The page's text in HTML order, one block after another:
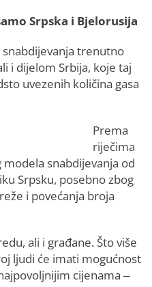
Srpska i Bjelorusija
trenutno
i dijelom Srbija, koje taj
uvezenih količina gasa
Prema
riječima
modela snabdijevanja od
Srpsku, posebno zbog
i povećanja broja
ali i građane. Što više
ljudi će imati mogućnost
cijenama –